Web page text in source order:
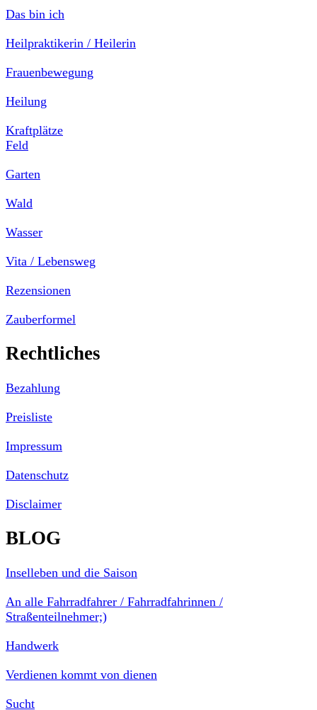
Das bin ich
Heilpraktikerin / Heilerin
Frauenbewegung
Heilung
Kraftplätze
Feld
Garten
Wald
Wasser
Vita / Lebensweg
Rezensionen
Zauberformel
Rechtliches
Bezahlung
Preisliste
Impressum
Datenschutz
Disclaimer
BLOG
Inselleben und die Saison
An alle Fahrradfahrer / Fahrradfahrinnen /
Straßenteilnehmer;)
Handwerk
Verdienen kommt von dienen
Sucht